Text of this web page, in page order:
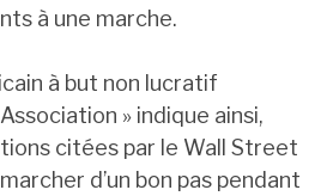
à une marche.
à but non lucratif
» indique ainsi,
citées par le Wall Street
d’un bon pas pendant